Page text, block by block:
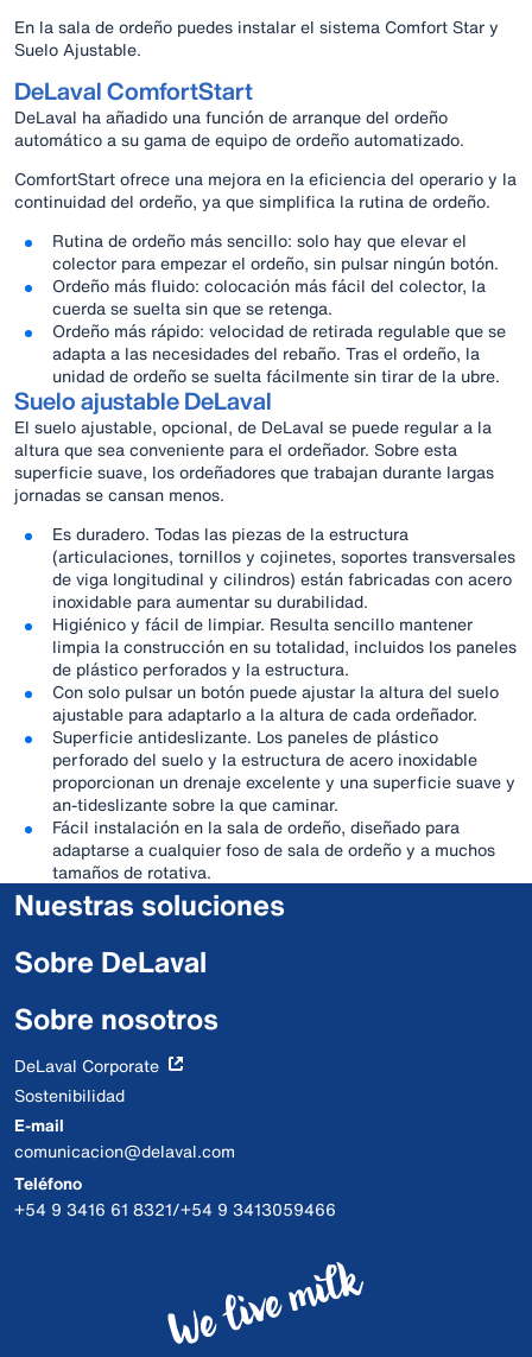
En la sala de ordeño puedes instalar el sistema Comfort Star y
Suelo Ajustable.
DeLaval ComfortStart
DeLaval ha añadido una función de arranque del ordeño
automático a su gama de equipo de ordeño automatizado.
ComfortStart ofrece una mejora en la eficiencia del operario y la
continuidad del ordeño, ya que simplifica la rutina de ordeño.
Rutina de ordeño más sencillo: solo hay que elevar el
colector para empezar el ordeño, sin pulsar ningún botón.
Ordeño más fluido: colocación más fácil del colector, la
cuerda se suelta sin que se retenga.
Ordeño más rápido: velocidad de retirada regulable que se
adapta a las necesidades del rebaño. Tras el ordeño, la
unidad de ordeño se suelta fácilmente sin tirar de la ubre.
Suelo ajustable DeLaval
El suelo ajustable, opcional, de DeLaval se puede regular a la
altura que sea conveniente para el ordeñador. Sobre esta
superficie suave, los ordeñadores que trabajan durante largas
jornadas se cansan menos.
Es duradero. Todas las piezas de la estructura
(articulaciones, tornillos y cojinetes, soportes transversales
de viga longitudinal y cilindros) están fabricadas con acero
inoxidable para aumentar su durabilidad.
Higiénico y fácil de limpiar. Resulta sencillo mantener
limpia la construcción en su totalidad, incluidos los paneles
de plástico perforados y la estructura.
Con solo pulsar un botón puede ajustar la altura del suelo
ajustable para adaptarlo a la altura de cada ordeñador.
Superficie antideslizante. Los paneles de plástico
perforado del suelo y la estructura de acero inoxidable
proporcionan un drenaje excelente y una superficie suave y
an-tideslizante sobre la que caminar.
Fácil instalación en la sala de ordeño, diseñado para
adaptarse a cualquier foso de sala de ordeño y a muchos
tamaños de rotativa.
Nuestras soluciones
Sobre DeLaval
Sobre nosotros
DeLaval Corporate
Sostenibilidad
E-mail
comunicacion@delaval.com
Teléfono
+54 9 3416 61 8321/+54 9 3413059466